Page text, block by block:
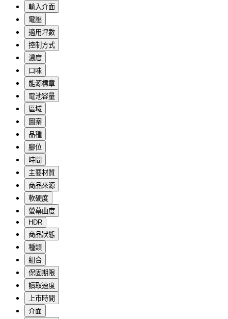
輸入介面
電壓
適用坪數
控制方式
濃度
口味
能源標章
電池容量
區域
圖案
品種
腳位
時間
主要材質
商品來源
軟硬度
螢幕曲度
HDR
商品狀態
種類
組合
保固期限
讀取速度
上市時間
介面